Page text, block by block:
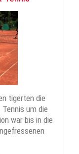
tigerten die
um die
war bis in die